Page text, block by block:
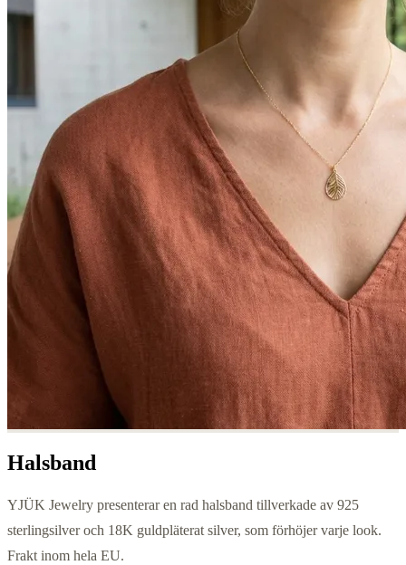
Halsband
YJÜK Jewelry presenterar en rad halsband tillverkade av 925
sterlingsilver och 18K guldpläterat silver, som förhöjer varje look.
Frakt inom hela EU.